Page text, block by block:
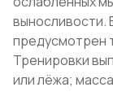
выносливости.
предусмотрен
Тренировки
или лёжа;